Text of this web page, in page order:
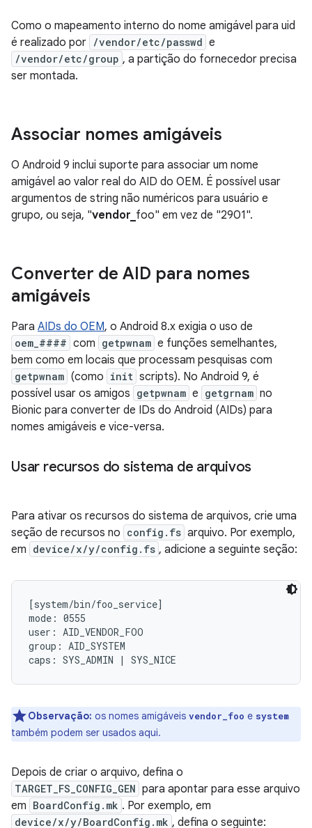
Como o mapeamento interno do nome amigável para uid
é realizado por /vendor/etc/passwd e
/vendor/etc/group , a partição do fornecedor precisa
ser montada.
Associar nomes amigáveis
O Android 9 inclui suporte para associar um nome
amigável ao valor real do AID do OEM. É possível usar
argumentos de string não numéricos para usuário e
grupo, ou seja, "vendor_ foo" em vez de "2901".
Converter de AID para nomes
amigáveis
Para AIDs do OEM, o Android 8.x exigia o uso de
oem_#### com getpwnam e funções semelhantes,
bem como em locais que processam pesquisas com
getpwnam (como init scripts). No Android 9, é
possível usar os amigos getpwnam e getgrnam no
Bionic para converter de IDs do Android (AIDs) para
nomes amigáveis e vice-versa.
Usar recursos do sistema de arquivos
Para ativar os recursos do sistema de arquivos, crie uma
seção de recursos no config.fs arquivo. Por exemplo,
em device/x/y/config.fs , adicione a seguinte seção:
[system/bin/foo_service]
mode: 0555
user: AID_VENDOR_FOO
group: AID_SYSTEM
Observação: os nomes amigáveis vendor_ foo e system
também podem ser usados aqui.
Depois de criar o arquivo, defina o
TARGET_FS_CONFIG_GEN para apontar para esse arquivo
em BoardConfig.mk . Por exemplo, em
device/x/y/BoardConfig.mk , defina o seguinte: